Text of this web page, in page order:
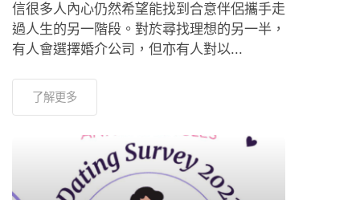
信很多人內心仍然希望能找到合意伴侶攜手走
過人生的另一階段。對於尋找理想的另一半，
有人會選擇婚介公司，但亦有人對以...
了解更多